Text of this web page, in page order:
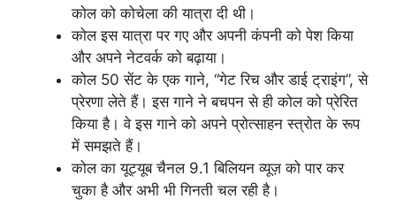
कोल को कोचेला की यात्रा दी थी।
कोल इस यात्रा पर गए और अपनी कंपनी को पेश किया
और अपने नेटवर्क को बढ़ाया।
कोल 50 सेंट के एक गाने, “गेट रिच और डाई ट्राइंग”, से
प्रेरणा लेते हैं। इस गाने ने बचपन से ही कोल को प्रेरित
किया है। वे इस गाने को अपने प्रोत्साहन स्त्रोत के रूप
में समझते हैं।
कोल का यूट्यूब चैनल 9.1 बिलियन व्यूज़ को पार कर
चुका है और अभी भी गिनती चल रही है।